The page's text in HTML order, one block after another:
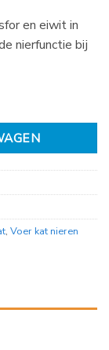
en eiwit in
nierfunctie bij
, Voer kat nieren